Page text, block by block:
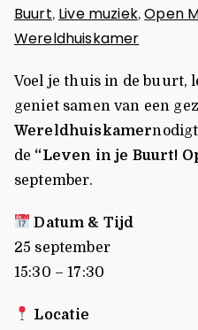
Buurt, Live muziek,Open
Wereldhuiskamer
Voel je thuis in de buurt,
geniet samen van een
Wereldhuiskamer
de “Leven in je Buurt!
september.
Datum & Tijd
25 september
15:30 – 17:30
Locatie